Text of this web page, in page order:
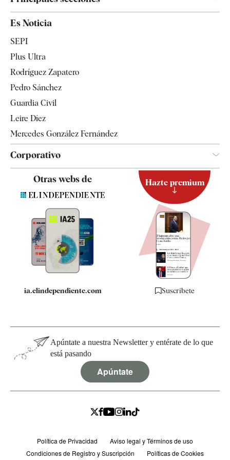
Televisión
Es Noticia
SEPI
Plus Ultra
Rodríguez Zapatero
Pedro Sánchez
Guardia Civil
Leire Díez
Mercedes González Fernández
Corporativo
Quiénes somos
Especificaciones
Otras webs de
ia.elindependiente.com
Hazte premium
Suscríbete
Apúntate a nuestra Newsletter y entérate de lo que
está pasando
Apúntate
Política de Privacidad
Aviso legal y Términos de uso
Condiciones de Registro y Suscripción
Políticas de Cookies